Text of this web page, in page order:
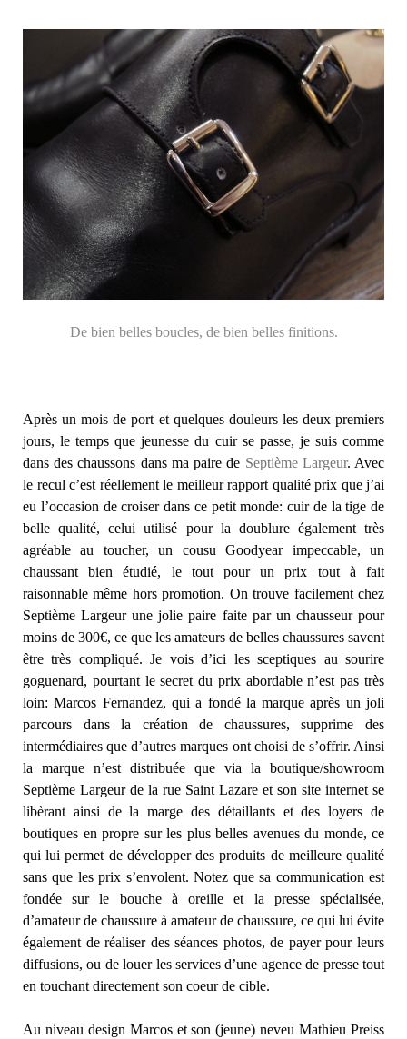
De bien belles boucles, de bien belles finitions.
Après un mois de port et quelques douleurs les deux premiers
jours, le temps que jeunesse du cuir se passe, je suis comme
dans des chaussons dans ma paire de Septième Largeur. Avec
le recul c’est réellement le meilleur rapport qualité prix que j’ai
eu l’occasion de croiser dans ce petit monde: cuir de la tige de
belle qualité, celui utilisé pour la doublure également très
agréable au toucher, un cousu Goodyear impeccable, un
chaussant bien étudié, le tout pour un prix tout à fait
raisonnable même hors promotion. On trouve facilement chez
Septième Largeur une jolie paire faite par un chausseur pour
moins de 300€, ce que les amateurs de belles chaussures savent
être très compliqué. Je vois d’ici les sceptiques au sourire
goguenard, pourtant le secret du prix abordable n’est pas très
loin: Marcos Fernandez, qui a fondé la marque après un joli
parcours dans la création de chaussures, supprime des
intermédiaires que d’autres marques ont choisi de s’offrir. Ainsi
la marque n’est distribuée que via la boutique/showroom
Septième Largeur de la rue Saint Lazare et son site internet se
libèrant ainsi de la marge des détaillants et des loyers de
boutiques en propre sur les plus belles avenues du monde, ce
qui lui permet de développer des produits de meilleure qualité
sans que les prix s’envolent. Notez que sa communication est
fondée sur le bouche à oreille et la presse spécialisée,
d’amateur de chaussure à amateur de chaussure, ce qui lui évite
également de réaliser des séances photos, de payer pour leurs
diffusions, ou de louer les services d’une agence de presse tout
en touchant directement son coeur de cible.
Au niveau design Marcos et son (jeune) neveu Mathieu Preiss